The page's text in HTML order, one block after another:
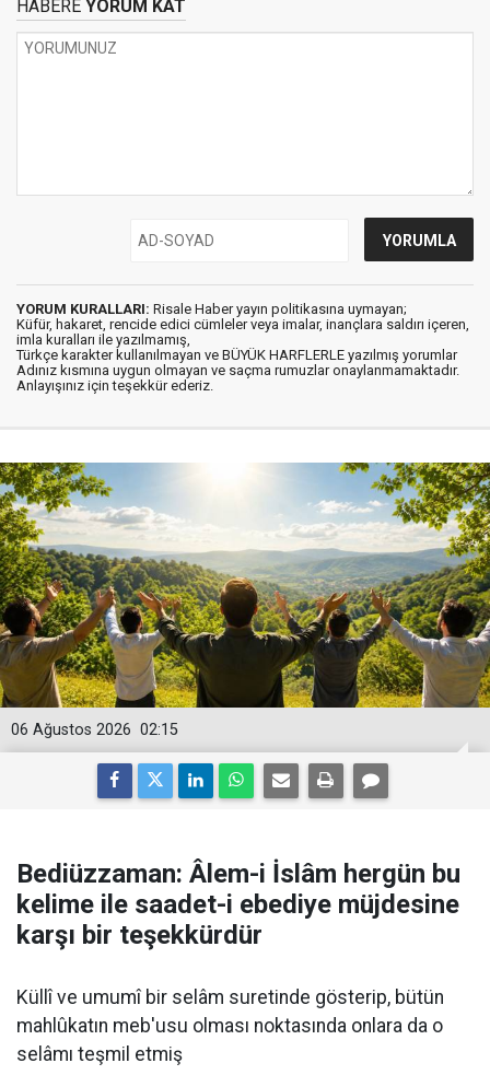
HABERE YORUM KAT
YORUM KURALLARI: Risale Haber yayın politikasına uymayan;
Küfür, hakaret, rencide edici cümleler veya imalar, inançlara saldırı içeren,
imla kuralları ile yazılmamış,
Türkçe karakter kullanılmayan ve BÜYÜK HARFLERLE yazılmış yorumlar
Adınız kısmına uygun olmayan ve saçma rumuzlar onaylanmamaktadır.
Anlayışınız için teşekkür ederiz.
02:15
06 Ağustos 2026
Bediüzzaman: Âlem-i İslâm hergün bu
kelime ile saadet-i ebediye müjdesine
karşı bir teşekkürdür
Küllî ve umumî bir selâm suretinde gösterip, bütün
mahlûkatın meb'usu olması noktasında onlara da o
selâmı teşmil etmiş